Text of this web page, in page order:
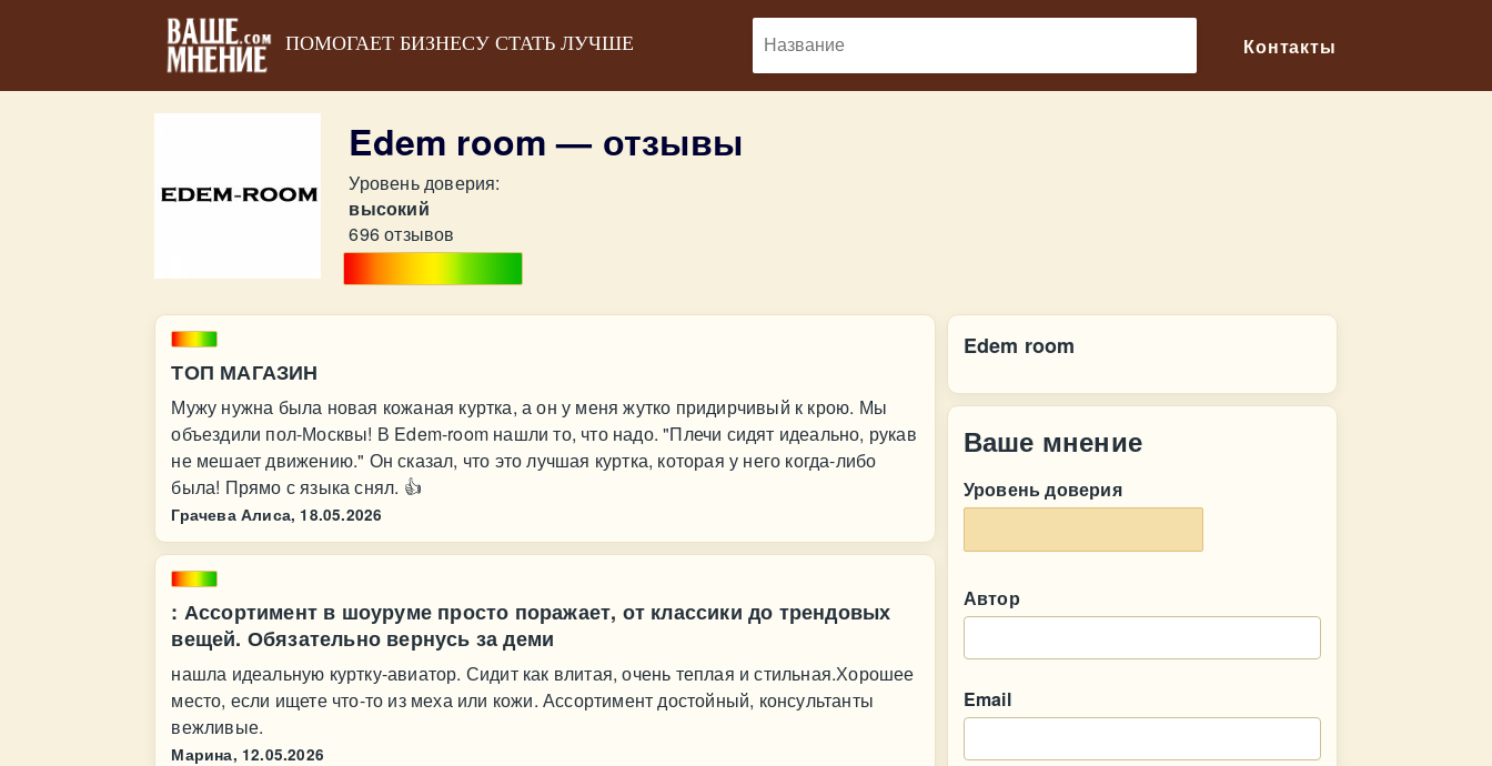
ПОМОГАЕТ БИЗНЕСУ СТАТЬ ЛУЧШЕ Контакты
Edem room — отзывы
Уровень доверия:
высокий
696 отзывов
ТОП МАГАЗИН
Мужу нужна была новая кожаная куртка, а он у меня жутко придирчивый к крою. Мы
объездили пол-Москвы! В Edem-room нашли то, что надо. "Плечи сидят идеально, рукав
не мешает движению." Он сказал, что это лучшая куртка, которая у него когда-либо
была! Прямо с языка снял. 👍
Грачева Алиса, 18.05.2026
: Ассортимент в шоуруме просто поражает, от классики до трендовых
вещей. Обязательно вернусь за деми
нашла идеальную куртку-авиатор. Сидит как влитая, очень теплая и стильная.Хорошее
место, если ищете что-то из меха или кожи. Ассортимент достойный, консультанты
вежливые.
Марина, 12.05.2026
Edem room
Ваше мнение
Уровень доверия
Автор
Email